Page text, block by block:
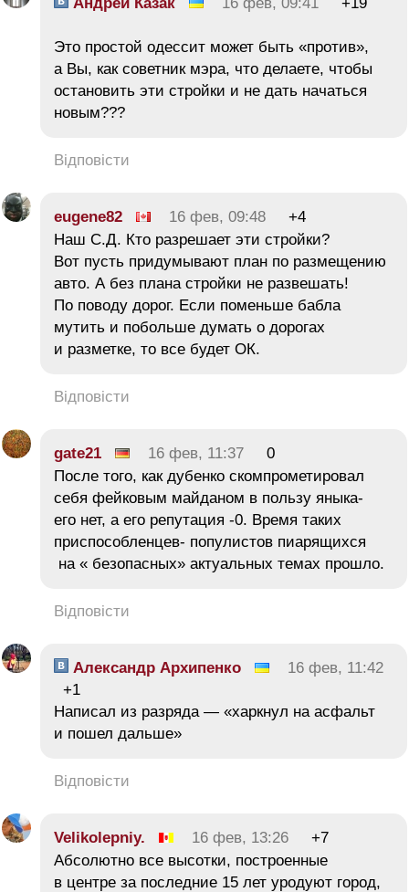
Это простой одессит может быть «против»,
а Вы, как советник мэра, что делаете, чтобы
остановить эти стройки и не дать начаться
новым???
Відповісти
eugene82 16 фев, 09:48
+4
Наш С.Д. Кто разрешает эти стройки?
Вот пусть придумывают план по размещению
авто. А без плана стройки не развешать!
По поводу дорог. Если поменьше бабла
мутить и побольше думать о дорогах
и разметке, то все будет ОК.
Відповісти
gate21 16 фев, 11:37
0
После того, как дубенко скомпрометировал
себя фейковым майданом в пользу яныка-
его нет, а его репутация -0. Время таких
приспособленцев- популистов пиарящихся
на « безопасных» актуальных темах прошло.
Відповісти
Александр Архипенко
16 фев, 11:42
+1
Написал из разряда — «харкнул на асфальт
и пошел дальше»
Відповісти
Velikolepniy. 16 фев, 13:26
+7
Абсолютно все высотки, построенные
в центре за последние 15 лет уродуют город,